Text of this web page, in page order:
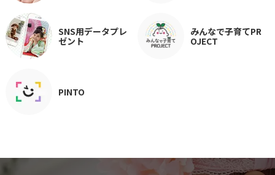
SNS用データプレ
ゼント
みんなで子育てPR
OJECT
PINTO